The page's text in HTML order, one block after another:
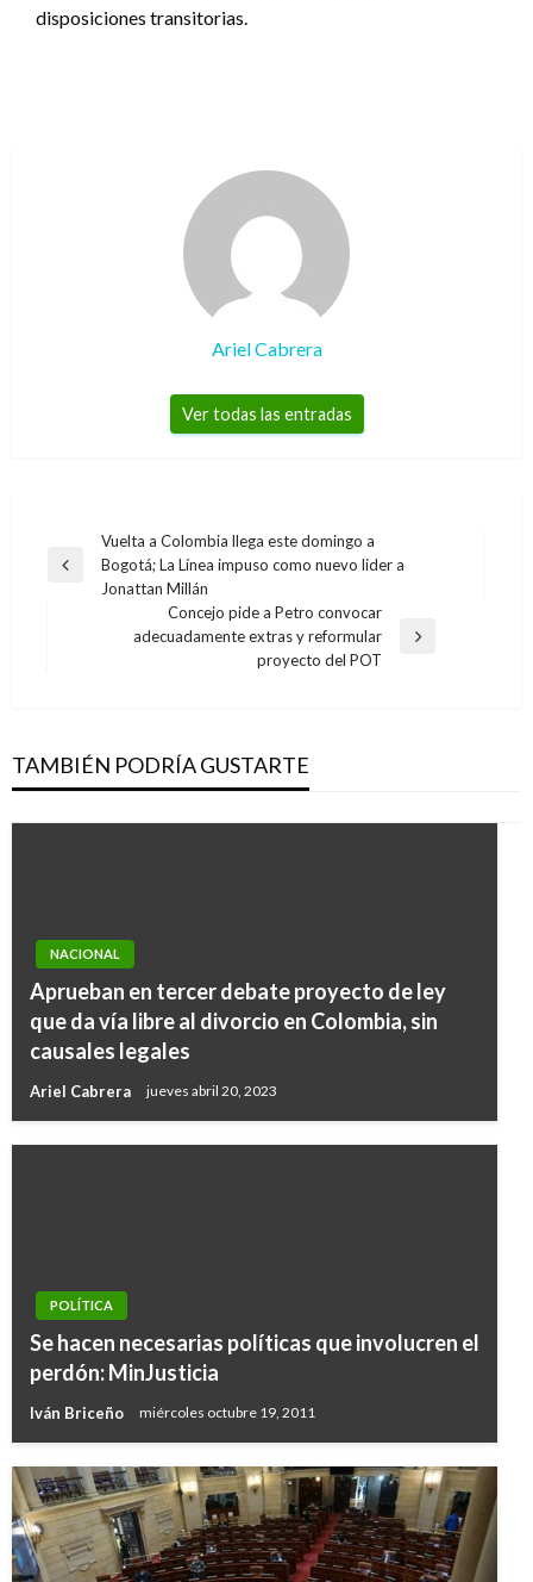
disposiciones transitorias.
Ariel Cabrera
Ver todas las entradas
Navegación
de
Entrada
Vuelta a Colombia llega este domingo a
Bogotá; La Línea impuso como nuevo lider a
Jonattan Millán
Concejo pide a Petro convocar
adecuadamente extras y reformular
proyecto del POT
TAMBIÉN PODRÍA GUSTARTE
NACIONAL
Aprueban en tercer debate proyecto de ley
que da vía libre al divorcio en Colombia, sin
causales legales
Ariel Cabrera jueves abril 20, 2023
POLÍTICA
Se hacen necesarias políticas que involucren el
perdón: MinJusticia
Iván Briceño miércoles octubre 19, 2011